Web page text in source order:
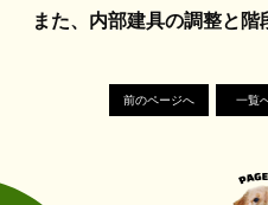
また、内部建具の調整と階
前のページへ 一覧